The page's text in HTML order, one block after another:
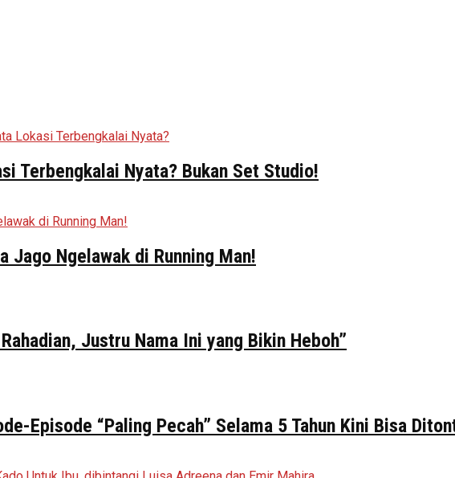
Terbengkalai Nyata? Bukan Set Studio!
Jago Ngelawak di Running Man!
Justru Nama Ini yang Bikin Heboh”
Episode “Paling Pecah” Selama 5 Tahun Kini Bisa